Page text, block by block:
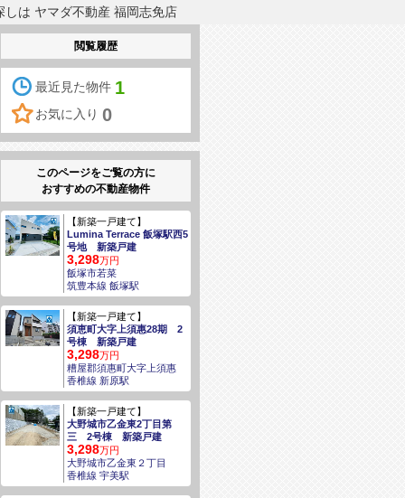
は ヤマダ不動産 福岡志免店
閲覧履歴
最近見た物件 1
お気に入り 0
このページをご覧の方に
おすすめの不動産物件
【新築一戸建て】
Lumina Terrace 飯塚駅西5
号地 新築戸建
3,298万円
飯塚市若菜
筑豊本線 飯塚駅
【新築一戸建て】
須恵町大字上須惠28期 2
号棟 新築戸建
3,298万円
糟屋郡須惠町大字上須惠
香椎線 新原駅
【新築一戸建て】
大野城市乙金東2丁目第
三 2号棟 新築戸建
3,298万円
大野城市乙金東２丁目
香椎線 宇美駅